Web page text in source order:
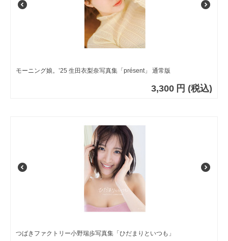
モーニング娘。’25 生田衣梨奈写真集「présent」 通常版
3,300 円 (税込)
つばきファクトリー小野瑞歩写真集「ひだまりといつも」